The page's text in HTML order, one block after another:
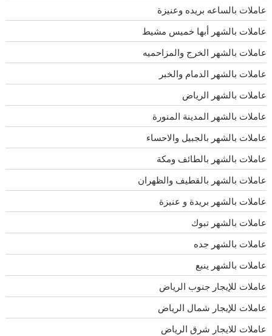
عاملات بالساعه بريده وعنيزة
عاملات بالشهر أبها خميس مشيط
عاملات بالشهر الخرج والمزاحميه
عاملات بالشهر الدمام والخبر
عاملات بالشهر الرياض
عاملات بالشهر المدينة المنورة
عاملات بالشهر بالجبيل والاحساء
عاملات بالشهر بالطائف ومكة
عاملات بالشهر بالقطيف والظهران
عاملات بالشهر بريدة و عنيزة
عاملات بالشهر تبوك
عاملات بالشهر جده
عاملات بالشهر ينبع
عاملات للإيجار جنوب الرياض
عاملات للإيجار شمال الرياض
عاملات للايجار شرق الرياض